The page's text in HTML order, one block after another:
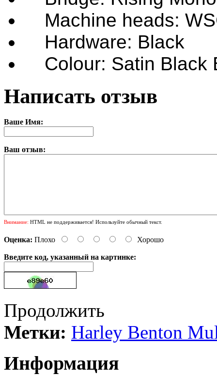
Machine heads:
Hardware: Black
Colour: Satin Black
Написать отзыв
Ваше Имя:
Ваш отзыв:
Внимание: HTML не поддерживается! Используйте обычный текст.
Оценка: Плохо Хорошо
Введите код, указанный на картинке:
Продолжить
Метки: Harley Benton
Информация